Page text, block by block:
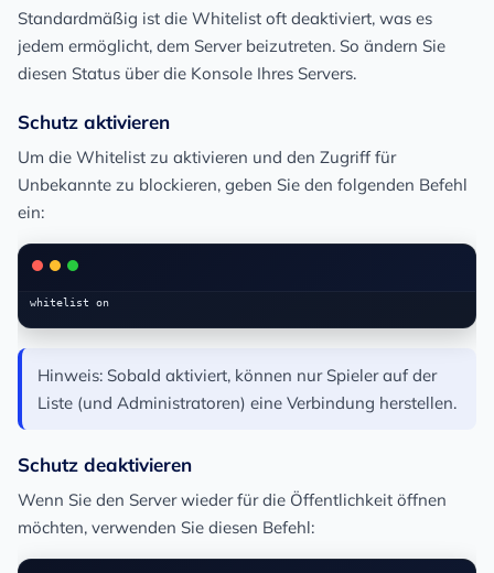
Standardmäßig ist die Whitelist oft deaktiviert, was es
jedem ermöglicht, dem Server beizutreten. So ändern Sie
diesen Status über die Konsole Ihres Servers.
Schutz aktivieren
Um die Whitelist zu aktivieren und den Zugriff für
Unbekannte zu blockieren, geben Sie den folgenden Befehl
ein:
Hinweis: Sobald aktiviert, können nur Spieler auf der
Liste (und Administratoren) eine Verbindung herstellen.
Schutz deaktivieren
Wenn Sie den Server wieder für die Öffentlichkeit öffnen
möchten, verwenden Sie diesen Befehl: